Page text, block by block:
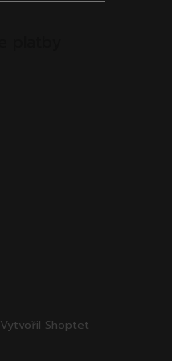
Vytvořil Shoptet